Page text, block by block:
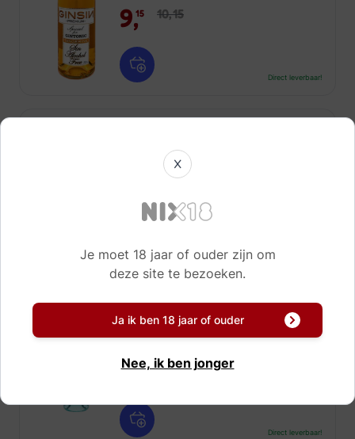
9,15 10,15
Direct leverbaar!
Direct leverbaar!
GinSin 12 Botanics Alcoholvrij
70 cl
9,15 10,15
Direct leverbaar!
X
Je moet 18 jaar of ouder zijn om
deze site te bezoeken.
Ja ik ben 18 jaar of ouder
Nee, ik ben jonger